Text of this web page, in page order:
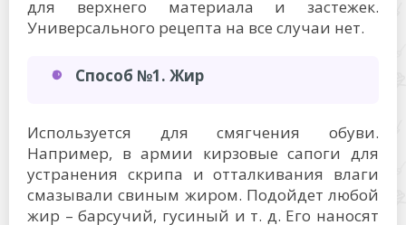
для верхнего материала и застежек.
Универсального рецепта на все случаи нет.
Способ №1. Жир
Используется для смягчения обуви.
Например, в армии кирзовые сапоги для
устранения скрипа и отталкивания влаги
смазывали свиным жиром. Подойдет любой
жир – барсучий, гусиный и т. д. Его наносят